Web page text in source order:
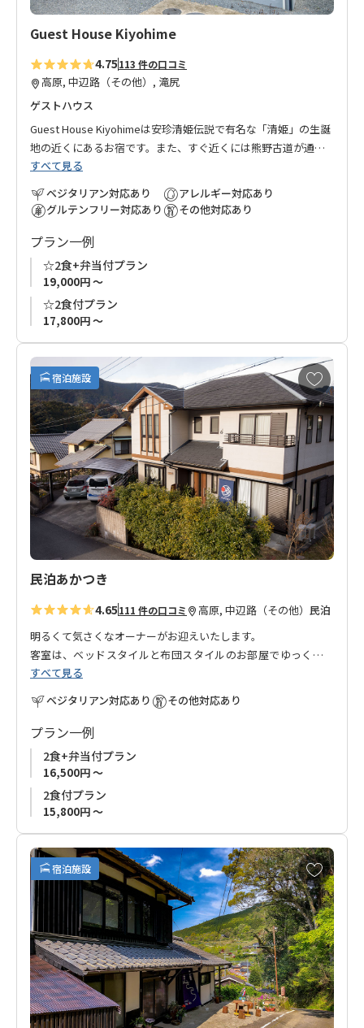
Guest House Kiyohime
4.75113 件の口コミ
高原, 中辺路（その他）, 滝尻
ゲストハウス
Guest House Kiyohimeは安珍清姫伝説で有名な「清姫」の生誕
地の近くにあるお宿です。また、すぐ近くには熊野古道が通っ
ております。
ふもとの清姫バス停から滝尻王子まで路線バスで約３分、徒歩
でも約20分なので、滝尻から熊野古道を歩くのに便利なお宿で
す。
長期滞在の方も安心してお泊まりいただけるように各階にはそ
れぞれお風呂・トイレ・洗濯機・乾燥機・冷蔵庫などの設備が
揃っております。
お友達同士、ご家族でのご利用にぴったりなお宿です。皆さま
のお越しをお待ちしております。
* フロア貸切プランの新規受付は終了いたしました。現在はバ
ス・トイレ・キッチン共用の個室プランをご用意しておりま
す。
すべて見る
ベジタリアン対応あり
グルテンフリー対応あり
アレルギー対応あり
その他対応あり
プラン一例
☆2食+弁当付プラン
19,000円 ～
☆2食付プラン
17,800円 ～
宿泊施設
お
気
に
入
り
に
追
加
民泊あかつき
4.65111 件の口コミ 高原, 中辺路（その他） 民泊
明るくて気さくなオーナーがお迎えいたします。
客室は、ベッドスタイルと布団スタイルのお部屋でゆっくりと
過ごしていただけます。
地元食材や手作りの野菜を中心に、体に優しい心のこもったお
料理でおもてなしいたします。
『四季のイベント（土、木、紙、布）』や『くまの里山体験』
もお楽しみいただけます。
普段ゆっくり休むことができない方、古道歩きの方など、皆さ
熊野古道歩きの方には、高原、滝尻への送迎も可能ですので、
ご予約の際にお知らせください。
すべて見る
ベジタリアン対応あり
その他対応あり
プラン一例
2食+弁当付プラン
16,500円 ～
2食付プラン
15,800円 ～
宿泊施設
お
気
に
入
り
に
追
加